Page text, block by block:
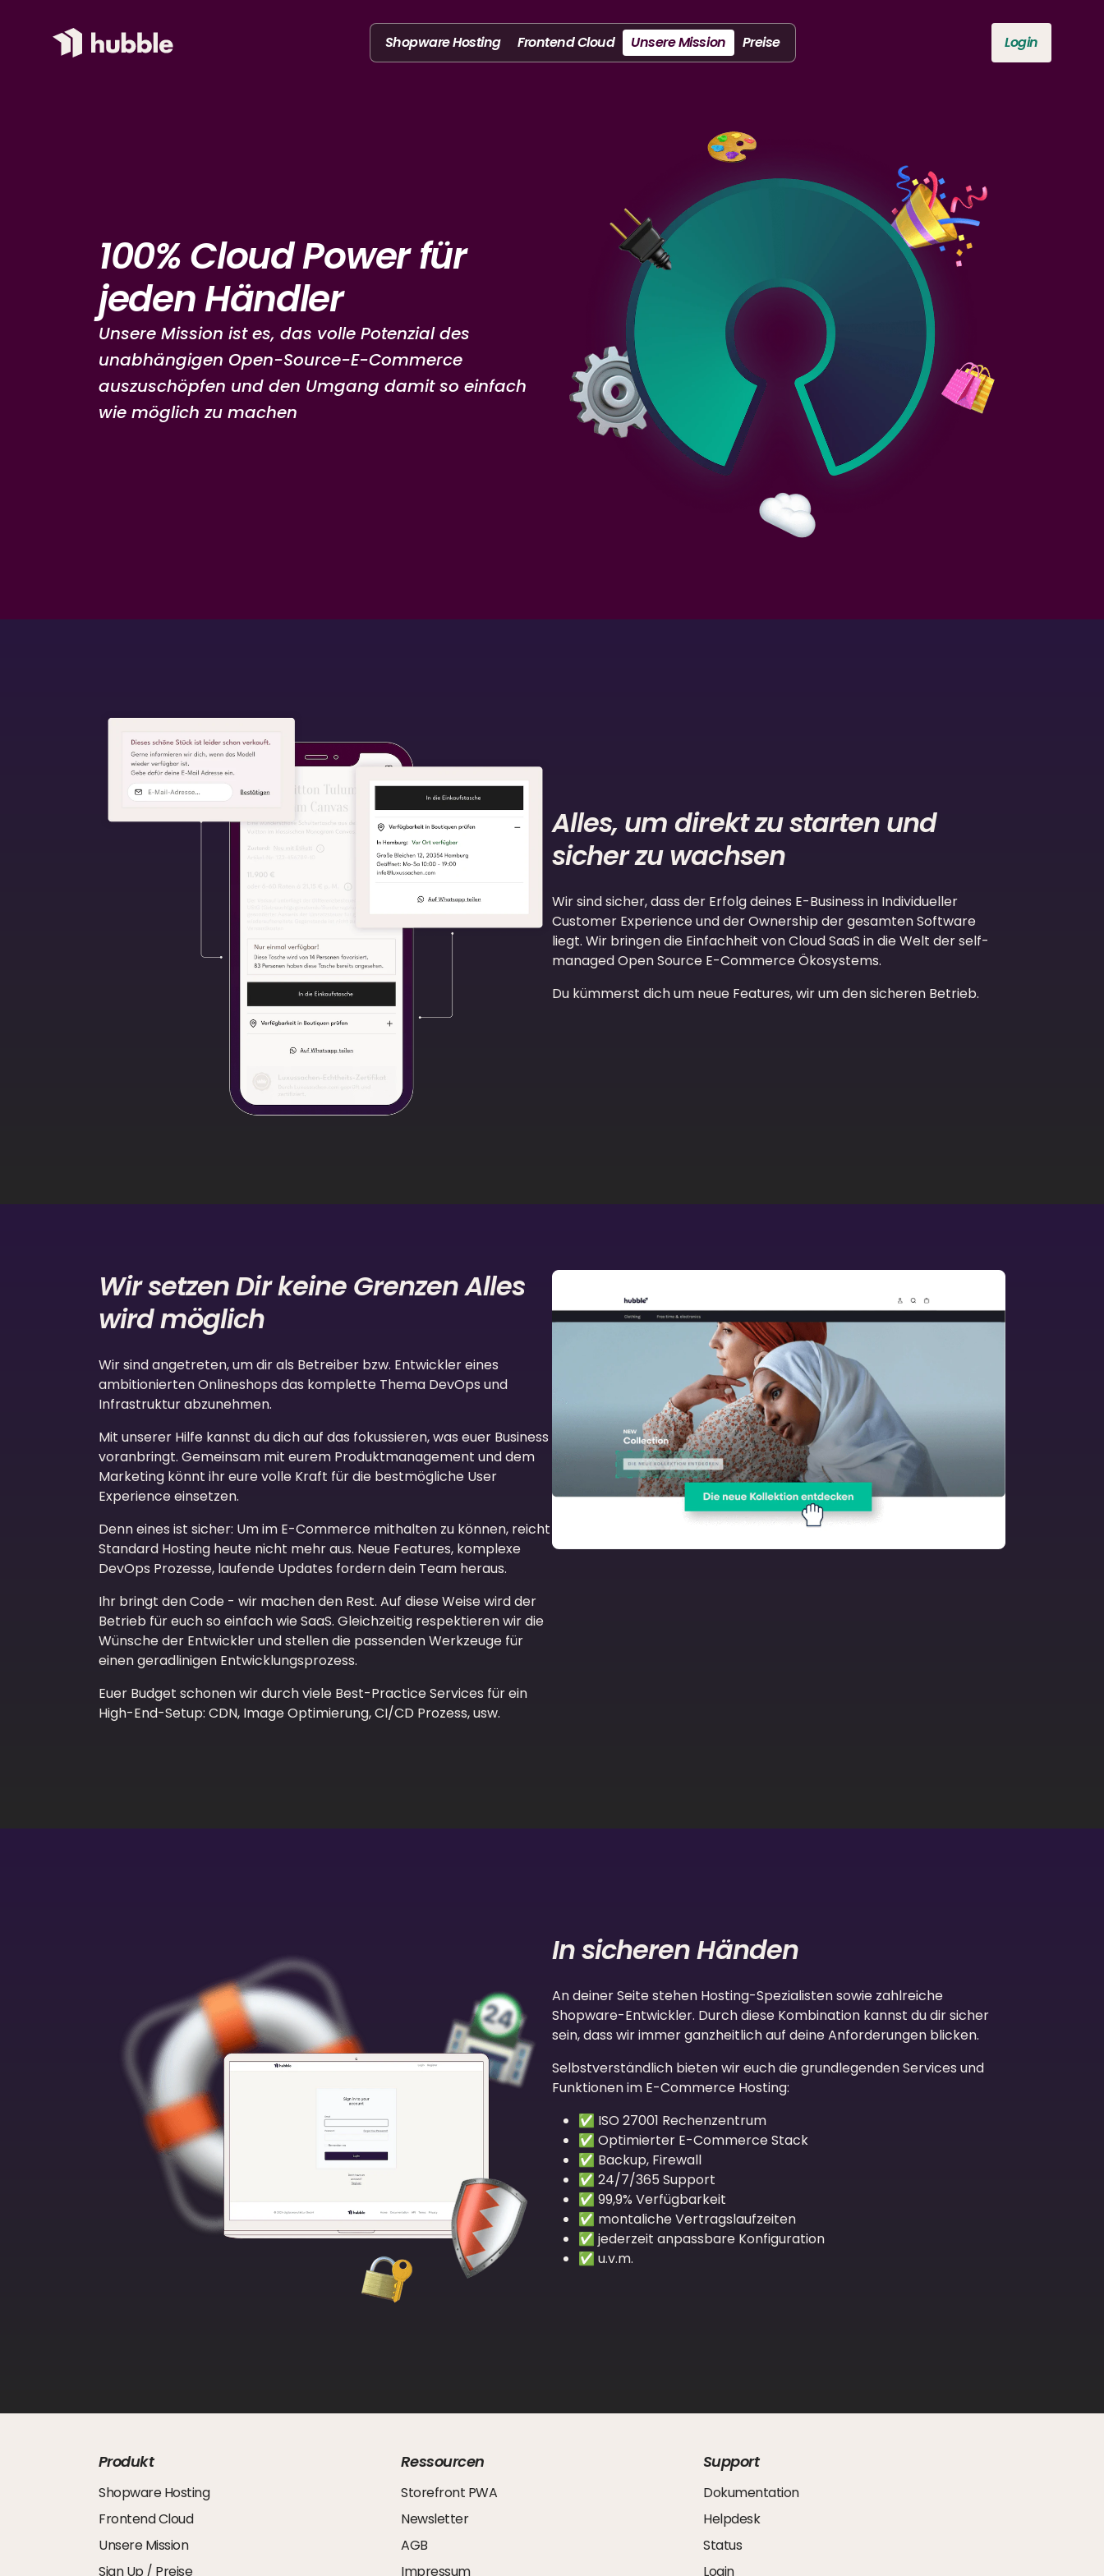
Shopware Hosting Frontend Cloud Unsere Mission Preise Login
100% Cloud Power für
jeden Händler
Unsere Mission ist es, das volle Potenzial des
unabhängigen Open-Source-E-Commerce
auszuschöpfen und den Umgang damit so einfach
wie möglich zu machen
Alles, um direkt zu starten und
sicher zu wachsen
Wir sind sicher, dass der Erfolg deines E-Business in Individueller
Customer Experience und der Ownership der gesamten Software
liegt. Wir bringen die Einfachheit von Cloud SaaS in die Welt der self-
managed Open Source E-Commerce Ökosystems.
Du kümmerst dich um neue Features, wir um den sicheren Betrieb.
Wir setzen Dir keine Grenzen Alles
wird möglich
Wir sind angetreten, um dir als Betreiber bzw. Entwickler eines
ambitionierten Onlineshops das komplette Thema DevOps und
Infrastruktur abzunehmen.
Mit unserer Hilfe kannst du dich auf das fokussieren, was euer Business
voranbringt. Gemeinsam mit eurem Produktmanagement und dem
Marketing könnt ihr eure volle Kraft für die bestmögliche User
Experience einsetzen.
Denn eines ist sicher: Um im E-Commerce mithalten zu können, reicht
Standard Hosting heute nicht mehr aus. Neue Features, komplexe
DevOps Prozesse, laufende Updates fordern dein Team heraus.
Ihr bringt den Code - wir machen den Rest. Auf diese Weise wird der
Betrieb für euch so einfach wie SaaS. Gleichzeitig respektieren wir die
Wünsche der Entwickler und stellen die passenden Werkzeuge für
einen geradlinigen Entwicklungsprozess.
Euer Budget schonen wir durch viele Best-Practice Services für ein
High-End-Setup: CDN, Image Optimierung, CI/CD Prozess, usw.
In sicheren Händen
An deiner Seite stehen Hosting-Spezialisten sowie zahlreiche
Shopware-Entwickler. Durch diese Kombination kannst du dir sicher
sein, dass wir immer ganzheitlich auf deine Anforderungen blicken.
Selbstverständlich bieten wir euch die grundlegenden Services und
Funktionen im E-Commerce Hosting:
✅ ISO 27001 Rechenzentrum
✅ Optimierter E-Commerce Stack
✅ Backup, Firewall
✅ 24/7/365 Support
✅ 99,9% Verfügbarkeit
✅ montaliche Vertragslaufzeiten
✅ jederzeit anpassbare Konfiguration
✅ u.v.m.
Produkt
Shopware Hosting
Frontend Cloud
Unsere Mission
Sign Up / Preise
Ressourcen
Storefront PWA
Newsletter
AGB
Impressum
Support
Dokumentation
Helpdesk
Status
Login